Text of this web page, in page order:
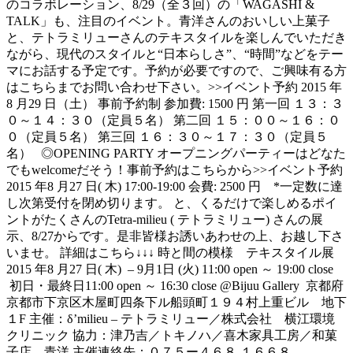
のコラボレーション、8/29（全３回）の「WAGASHI &
TALK」も、注目のイベント。青洋さんのおいしい上菓子
と、テトラミリューさんのテキスタイルを楽しんでいただき
ながら、現代のスタイルと“日本らしさ”、“時間”などをテー
マにお話する予定です。予約が必要ですので、ご興味有る方
はこちらまでお問い合わせ下さい。>>イベント予約 2015 年
8 月29 日（土） 事前予約制 参加費: 1500 円 第一回 １３：３
０～１４：３０（定員５名） 第二回 １５：００～１６：０
０（定員５名） 第三回 １６：３０～１７：３０（定員５
名） ◎OPENING PARTY オープニングパーティーはどなた
でもwelcomeだそう！事前予約はこちらから>>イベント予約
2015 年8 月27 日( 木) 17:00-19:00 会費: 2500 円 *一定数に達
し次第受付を閉め切ります。 と、くるだけで楽しめるポイ
ントがたくさんのTetra-milieu ( テトラミリュー) さんの展
示、8/27からです。是非皆様お誘いあわせの上、お越し下さ
いませ。 詳細はこちら↓↓↓ 時と間の模様 テキスタイル展
2015 年8 月27 日( 木) – 9月1日 (火) 11:00 open ～ 19:00 close
初日・最終日11:00 open ～ 16:30 close @Bijuu Gallery 京都府
京都市下京区木屋町四条下ル船頭町１９４村上重ビル 地下
１F 主催：δ’milieu – テトラミリュー／株式会社 横江環境
クリニック 協力：津乃吉／トキノハ／喜木家具工房／和菓